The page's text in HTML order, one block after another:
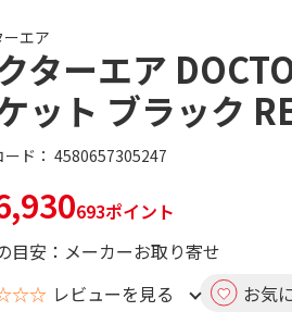
エア
ターエア
ット ブラック
ド： 4580657305247
693ポイント
目安：メーカーお取り寄せ
レビューを見る お気